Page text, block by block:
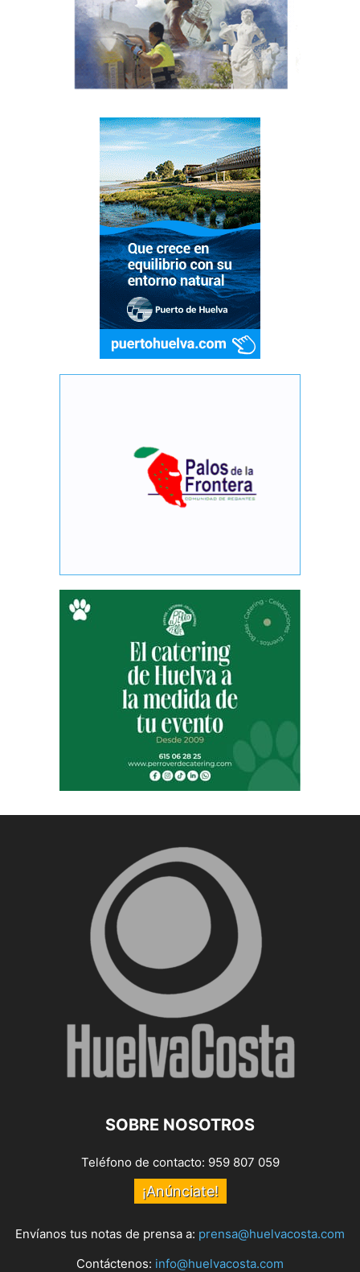
SOBRE NOSOTROS
Teléfono de contacto: 959 807 059
¡Anúnciate!
Envíanos tus notas de prensa a: prensa@huelvacosta.com
Contáctenos: info@huelvacosta.com